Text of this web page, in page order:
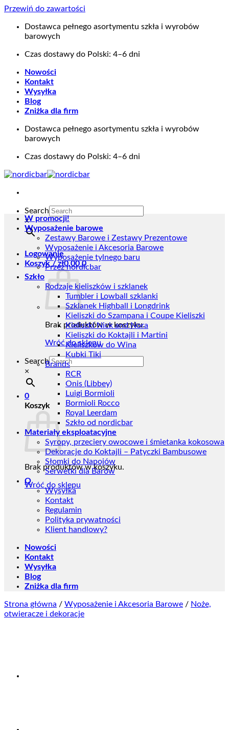
Przewiń do zawartości
Dostawca pełnego asortymentu szkła i wyrobów
barowych
Czas dostawy do Polski: 4–6 dni
Nowości
Kontakt
Wysyłka
Blog
Zniżka dla firm
Dostawca pełnego asortymentu szkła i wyrobów
barowych
Czas dostawy do Polski: 4–6 dni
Search
×
Logowanie
Koszyk /zł0,00 0
Brak produktów w koszyku.
Wróć do sklepu
Search
×
0
Koszyk
Brak produktów w koszyku.
Wróć do sklepu
W promocji!
Wyposażenie barowe
Zestawy Barowe i Zestawy Prezentowe
Wyposażenie i Akcesoria Barowe
Wyposażenie tylnego baru
Przez nordicbar
Szkło
Rodzaje kieliszków i szklanek
Tumbler i Lowball szklanki
Szklanek Highball i Longdrink
Kieliszki do Szampana i Coupe Kieliszki
Kieliszki Nick and Nora
Kieliszki do Koktajli i Martini
Kieliszków do Wina
Kubki Tiki
Brands
RCR
Onis (Libbey)
Luigi Bormioli
Bormioli Rocco
Royal Leerdam
Szkło od nordicbar
Materiały eksploatacyjne
Syropy, przeciery owocowe i śmietanka kokosowa
Dekoracje do Koktajli – Patyczki Bambusowe
Słomki do Napojów
Serwetki dla Barów
O
Wysyłka
Kontakt
Regulamin
Polityka prywatności
Klient handlowy?
Nowości
Kontakt
Wysyłka
Blog
Zniżka dla firm
Strona główna / Wyposażenie i Akcesoria Barowe / Noże,
otwieracze i dekoracje